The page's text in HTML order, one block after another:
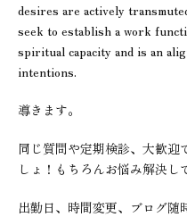
desires are actively
seek to establish a work
spiritual capacity and is an
intentions.
導きます。
同じ質問や定期検診、大歓迎
しょ！もちろんお悩み解決し
出勤日、時間変更、ブログ随